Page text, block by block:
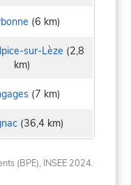
(6 km)
sur-Lèze (2,8
km)
(7 km)
(36,4 km)
(BPE), INSEE 2024.